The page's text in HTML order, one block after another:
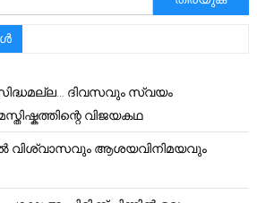
ദിവസവും സ്വയം
വിജയകഥ
വിശ്വാസവും ആശയവിനിമയവും